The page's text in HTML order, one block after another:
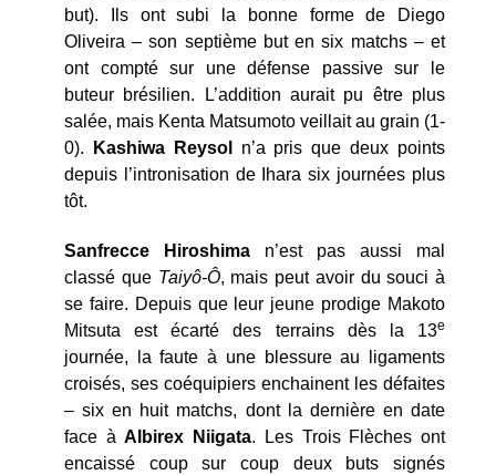
but). Ils ont subi la bonne forme de Diego
Oliveira – son septième but en six matchs – et
ont compté sur une défense passive sur le
buteur brésilien. L’addition aurait pu être plus
salée, mais Kenta Matsumoto veillait au grain (1-
0).
Kashiwa Reysol n’a pris que deux points
depuis l’intronisation de Ihara six journées plus
tôt.
Sanfrecce Hiroshima n’est pas aussi mal
classé que Taiyô-Ô, mais peut avoir du souci à
se faire. Depuis que leur jeune prodige Makoto
Mitsuta est écarté des terrains dès la 13e
journée, la faute à une blessure au ligaments
croisés, ses coéquipiers enchainent les défaites
– six en huit matchs, dont la dernière en date
face àAlbirex Niigata. Les Trois Flèches ont
encaissé coup sur coup deux buts signés